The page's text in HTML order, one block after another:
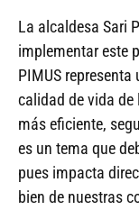
La alcaldesa Sari
implementar este
PIMUS
calidad de vida
más eficiente,
es un tema que
pues impacta
bien de nuestras